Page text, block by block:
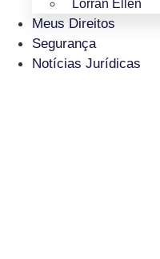
Lorran Ellen
Meus Direitos
Segurança
Notícias Jurídicas